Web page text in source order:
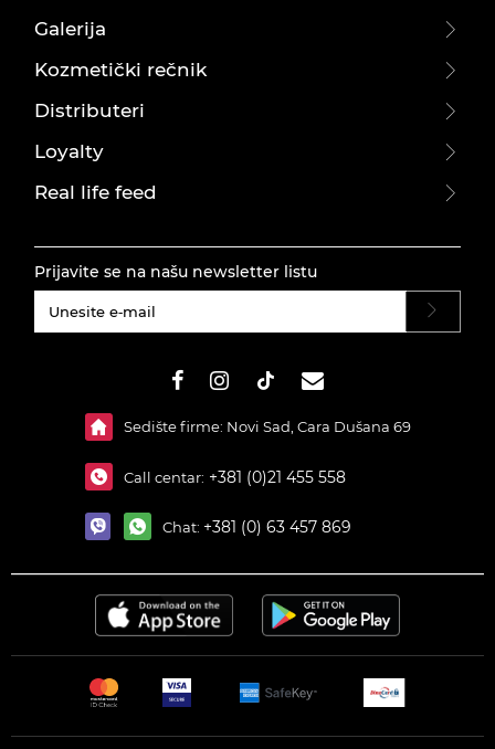
Galerija
Kozmetički rečnik
Distributeri
Loyalty
Real life feed
Prijavite se na našu newsletter listu
Sedište firme: Novi Sad, Cara Dušana 69
Call centar: +381 (0)21 455 558
Chat: +381 (0) 63 457 869